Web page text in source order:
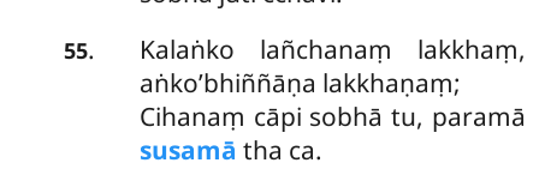
55.
Kalaṅko lañchanaṃ lakkhaṃ,
aṅko’bhiññāṇa lakkhaṇaṃ;
Cihanaṃ cāpi sobhā tu, paramā
susamā tha ca.